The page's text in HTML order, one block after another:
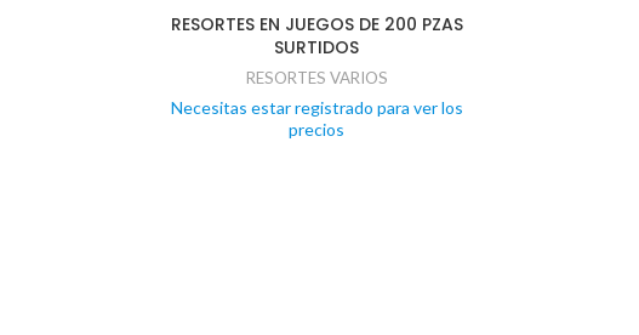
RESORTES EN JUEGOS DE 200 PZAS
SURTIDOS
RESORTES VARIOS
Necesitas estar registrado para ver los
precios